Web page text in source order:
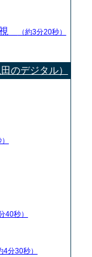
視 （約3分20秒）
のデジタル）
40秒）
4分30秒）